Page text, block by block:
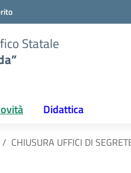
Statale
Didattica
CHIUSURA UFFICI DI